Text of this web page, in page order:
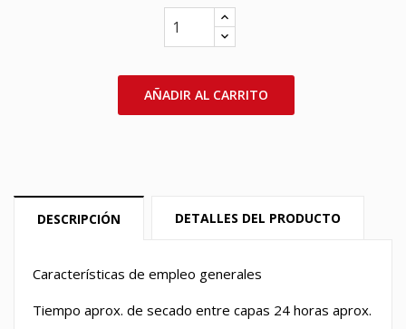
AÑADIR AL CARRITO
DESCRIPCIÓN DETALLES DEL PRODUCTO
Características de empleo generales
Tiempo aprox. de secado entre capas 24 horas aprox.